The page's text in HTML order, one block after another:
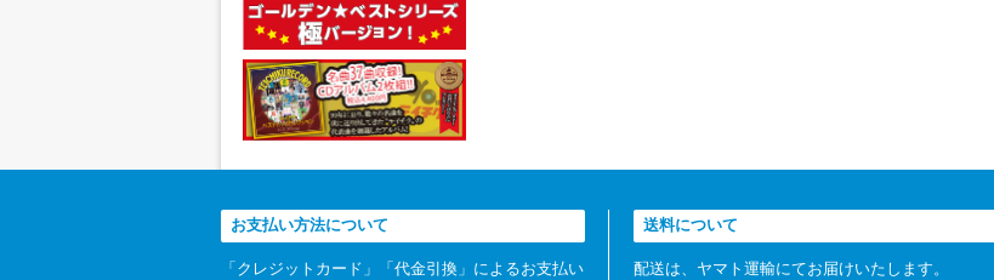
お支払い方法について
「クレジットカード」「代金引換」によるお支払い
送料について
配送は、ヤマト運輸にてお届けいたします。